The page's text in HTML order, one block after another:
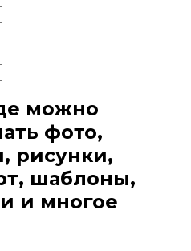
можно
фото,
рисунки,
шаблоны,
и многое